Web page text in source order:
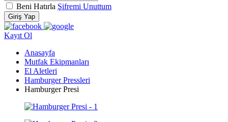
Beni Hatırla Şifremi Unuttum
Giriş Yap
Kayıt Ol
Anasayfa
Mutfak Ekipmanları
El Aletleri
Hamburger Pressleri
Hamburger Presi